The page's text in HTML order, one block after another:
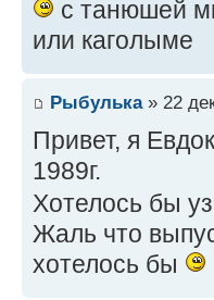
с танюшей
или каголыме
Рыбулька» 22
Привет, я
1989г.
Хотелось бы
Жаль что
хотелось бы